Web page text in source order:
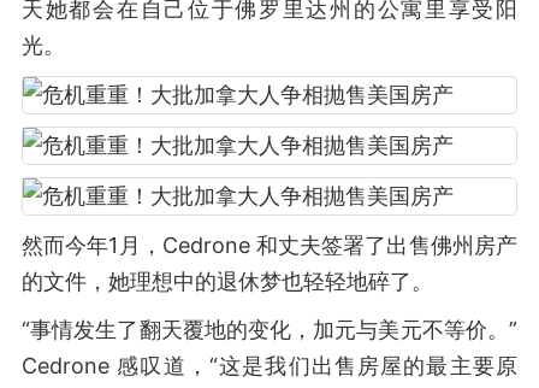
天她都会在自己位于佛罗里达州的公寓里享受阳
光。
然而今年1月，Cedrone 和丈夫签署了出售佛州房产
的文件，她理想中的退休梦也轻轻地碎了。
“事情发生了翻天覆地的变化，加元与美元不等价。”
Cedrone 感叹道，“这是我们出售房屋的最主要原